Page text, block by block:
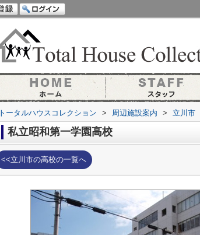
トータルハウスコレクション > 周辺施設案内 > 立川市
私立昭和第一学園高校
<<立川市の高校の一覧へ